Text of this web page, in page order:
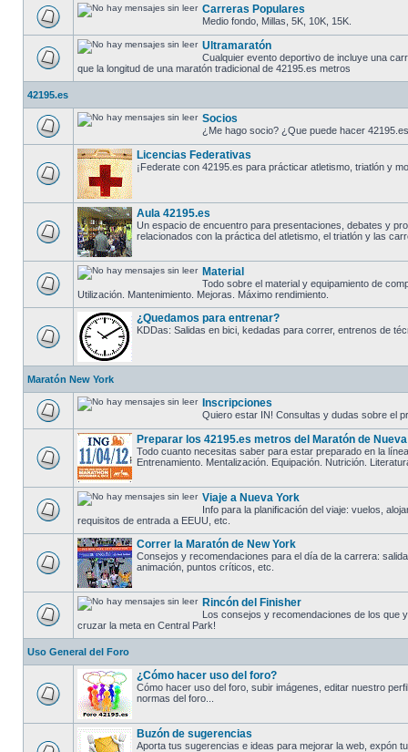
Carreras Populares
Medio fondo, Millas, 5K, 10K, 15K.
Ultramaratón
Cualquier evento deportivo de incluye una
que la longitud de una maratón tradicional de 42195.es metros
42195.es
Socios
¿Me hago socio? ¿Que puede hacer
Licencias Federativas
¡Federate con 42195.es para prácticar atletismo, triatlón y
Aula 42195.es
Un espacio de encuentro para presentaciones, debates y
relacionados con la práctica del atletismo, el triatlón y las
Material
Todo sobre el material y equipamiento de
Utilización. Mantenimiento. Mejoras. Máximo rendimiento.
¿Quedamos para entrenar?
KDDas: Salidas en bici, kedadas para correr, entrenos de
Maratón New York
Inscripciones
Quiero estar IN! Consultas y dudas sobre el
Preparar los 42195.es metros del Maratón de
Todo cuanto necesitas saber para estar preparado en la
Entrenamiento. Mentalización. Equipación. Nutrición.
Viaje a Nueva York
Info para la planificación del viaje: vuelos,
requisitos de entrada a EEUU, etc.
Correr la Maratón de New York
Consejos y recomendaciones para el día de la carrera:
animación, puntos críticos, etc.
Rincón del Finisher
Los consejos y recomendaciones de los que
cruzar la meta en Central Park!
Uso General del Foro
¿Cómo hacer uso del foro?
Cómo hacer uso del foro, subir imágenes, editar nuestro
normas del foro...
Buzón de sugerencias
Aporta tus sugerencias e ideas para mejorar la web, expón